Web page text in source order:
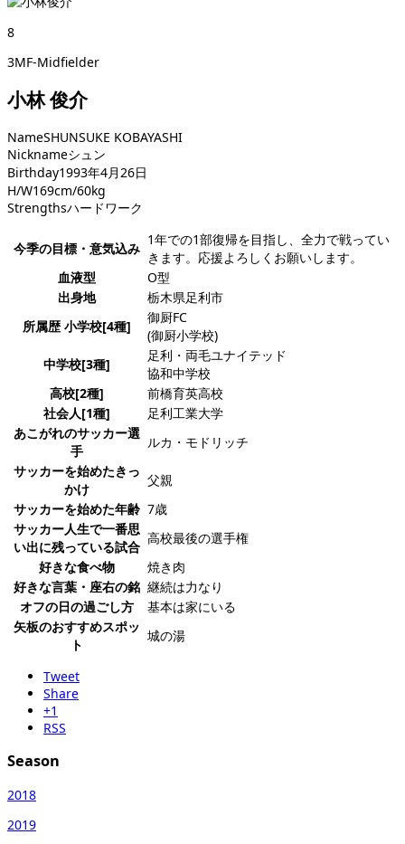
8
3MF-Midfielder
小林 俊介
NameSHUNSUKE KOBAYASHI
Nicknameシュン
Birthday1993年4月26日
H/W169cm/60kg
Strengthsハードワーク
今季の目標・意気込み
1年での1部復帰を目指し、全力で戦ってい
きます。応援よろしくお願いします。
血液型
O型
出身地
栃木県足利市
所属歴 小学校[4種]
御厨FC
(御厨小学校)
中学校[3種]
足利・両毛ユナイテッド
協和中学校
高校[2種]
前橋育英高校
社会人[1種]
足利工業大学
あこがれのサッカー選
手
ルカ・モドリッチ
サッカーを始めたきっ
かけ
父親
サッカーを始めた年齢 7歳
サッカー人生で一番思
い出に残っている試合
高校最後の選手権
好きな食べ物
焼き肉
好きな言葉・座右の銘 継続は力なり
オフの日の過ごし方
基本は家にいる
矢板のおすすめスポッ
ト
城の湯
Tweet
Share
+1
RSS
Season
2018
2019